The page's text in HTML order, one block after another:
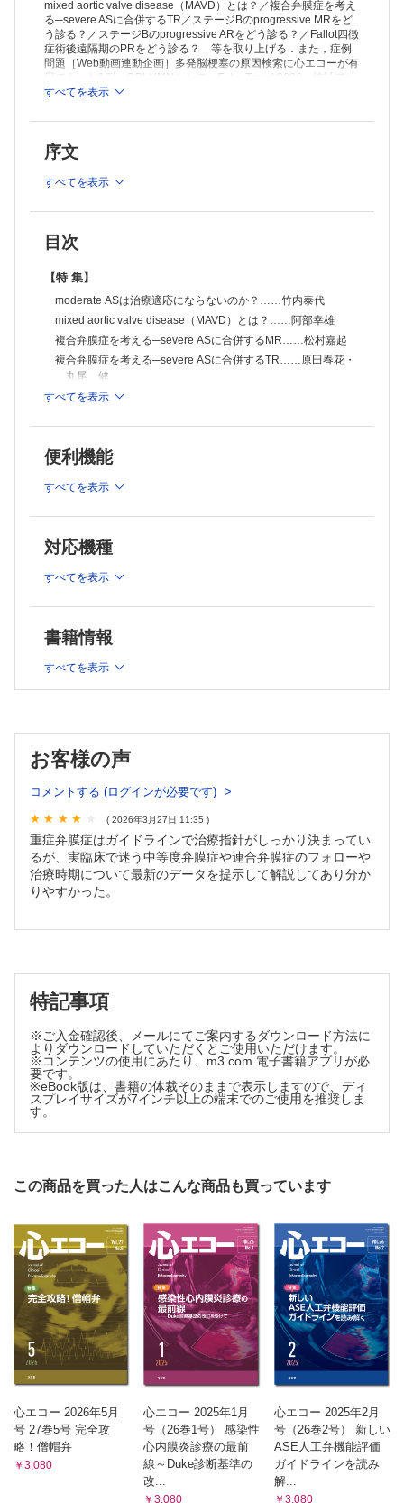
mixed aortic valve disease（MAVD）とは？／複合弁膜症を考え
る─severe ASに合併するTR／ステージBのprogressive MRをど
う診る？／ステージBのprogressive ARをどう診る？／Fallot四徴
症術後遠隔期のPRをどう診る？ 等を取り上げる．また，症例
問題［Web動画連動企画］多発脳梗塞の原因検索に心エコーが有
用であった1例，COLUMNとして，Echo Trend 2026，統計アレ
ルギーのあなたに送る処方箋，伊藤 浩の3分で読める!イイ話等を
≫ 「心エコー」最新号・バックナンバーはこちら
≫ 「心エコー」年間購読、受付中！
すべてを表示
序文
すべてを表示
目次
【特 集】
moderate ASは治療適応にならないのか？……竹内泰代
mixed aortic valve disease（MAVD）とは？……阿部幸雄
複合弁膜症を考える─severe ASに合併するMR……松村嘉起
複合弁膜症を考える─severe ASに合併するTR……原田春花・
丸尾 健
HFpEFやAFに合併するTRをどう診る─isolated TR……木下将
ステージBのprogressive ARをどう診る？……本山一将・宮坂
陽子
mitral annulus calcification（MAC）によるMSをどう診
理絵
多発脳梗塞の原因検索に心エコーが有用であった1例……前
Echo Trend 2026
learn from ESC 2025……沼田るり子
新企画！ 統計アレルギーのあなたに送る処方箋─ 処方その1 ─
心エコー研究生活を通して私が実感したこと……宇都宮裕人
伊藤 浩の3分で読める!イイ話―第 18 回―
えっ，無害じゃないの？大動脈弁硬化症……伊藤 浩
すべてを表示
便利機能
すべてを表示
対応機種
すべてを表示
書籍情報
すべてを表示
お客様の声
コメントする (ログインが必要です)
( 2026年3月27日 11:35 )
重症弁膜症はガイドラインで治療指針がしっかり決まってい
るが、実臨床で迷う中等度弁膜症や連合弁膜症のフォローや
治療時期について最新のデータを提示して解説してあり分か
りやすかった。
特記事項
※ご入金確認後、メールにてご案内するダウンロード方法に
よりダウンロードしていただくとご使用いただけます。
※コンテンツの使用にあたり、m3.com 電子書籍アプリが必
要です。
※eBook版は、書籍の体裁そのままで表示しますので、ディ
スプレイサイズが7インチ以上の端末でのご使用を推奨しま
す。
この商品を買った人はこんな商品も買っています
心エコー 2026年5月
号 27巻5号 完全攻
略！僧帽弁
￥3,080
心エコー 2025年1月
号（26巻1号） 感染性
心内膜炎診療の最前
線～Duke診断基準の
改...
￥3,080
心エコー 2025年2月
号（26巻2号） 新しい
ASE人工弁機能評価
ガイドラインを読み
解...
￥3,080